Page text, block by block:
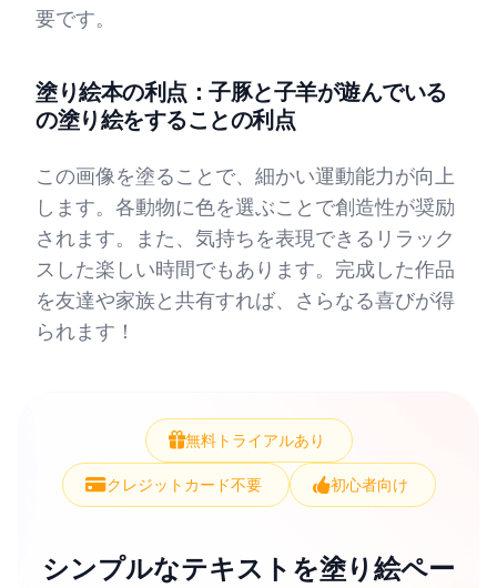
要です。
塗り絵本の利点：子豚と子羊が遊んでいる
の塗り絵をすることの利点
この画像を塗ることで、細かい運動能力が向上
します。各動物に色を選ぶことで創造性が奨励
されます。また、気持ちを表現できるリラック
スした楽しい時間でもあります。完成した作品
を友達や家族と共有すれば、さらなる喜びが得
られます！
無料トライアルあり
クレジットカード不要 初心者向け
シンプルなテキストを塗り絵ペー